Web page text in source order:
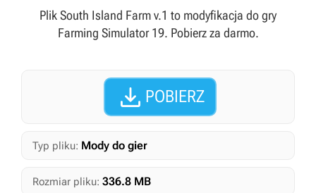
Plik South Island Farm v.1 to modyfikacja do gry
Farming Simulator 19. Pobierz za darmo.
 POBIERZ
Typ pliku: Mody do gier
Rozmiar pliku: 336.8 MB